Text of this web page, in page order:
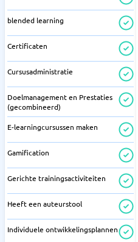
blended learning
Certificaten
Cursusadministratie
Doelmanagement en Prestaties
(gecombineerd)
E-learningcursussen maken
Gamification
Gerichte trainingsactiviteiten
Heeft een auteurstool
Individuele ontwikkelingsplannen